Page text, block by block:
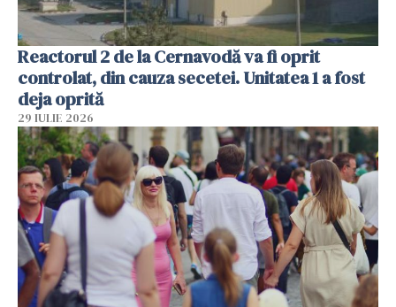
Reactorul 2 de la Cernavodă va fi oprit
controlat, din cauza secetei. Unitatea 1 a fost
deja oprită
29 IULIE 2026